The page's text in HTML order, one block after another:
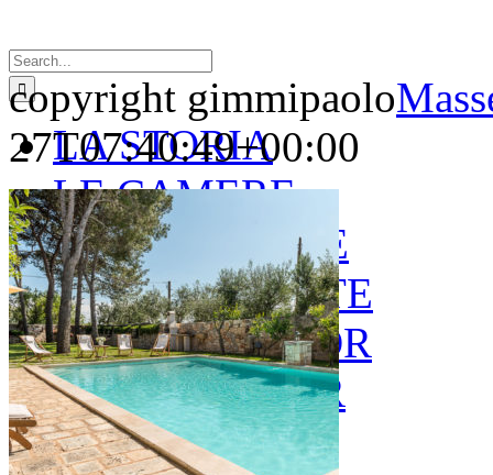
for:
LA STORIA
LE CAMERE
GOLD SUITE
GREEN SUITE
BLUE JUNIOR
RED JUNIOR
ESPERIENZE
copyright gimmipaolo
27T07:40:49+00:00